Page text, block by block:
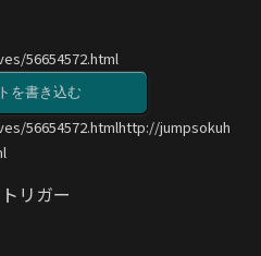
56654572.html
を書き込む
56654572.htmlhttp://jumpsokuh
リガー